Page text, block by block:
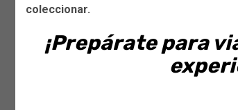
coleccionar.
¡Prepárate para